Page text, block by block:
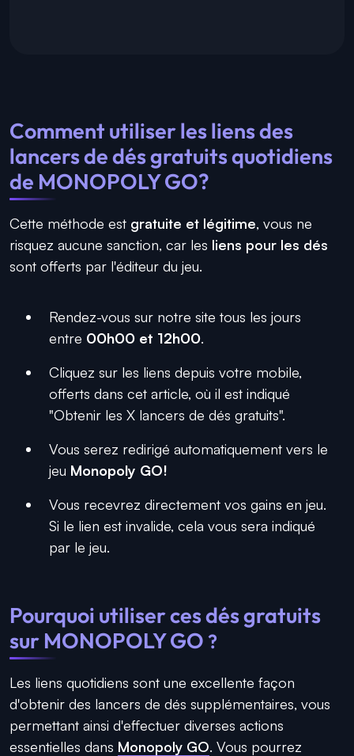
Comment utiliser les liens des
lancers de dés gratuits quotidiens
de MONOPOLY GO?
Cette méthode est gratuite et légitime, vous ne
risquez aucune sanction, car les liens pour les dés
sont offerts par l'éditeur du jeu.
Rendez-vous sur notre site tous les jours
entre 00h00 et 12h00.
Cliquez sur les liens depuis votre mobile,
offerts dans cet article, où il est indiqué
"Obtenir les X lancers de dés gratuits".
Vous serez redirigé automatiquement vers le
jeu Monopoly GO!
Vous recevrez directement vos gains en jeu.
Si le lien est invalide, cela vous sera indiqué
par le jeu.
Pourquoi utiliser ces dés gratuits
sur MONOPOLY GO ?
Les liens quotidiens sont une excellente façon
d'obtenir des lancers de dés supplémentaires, vous
permettant ainsi d'effectuer diverses actions
essentielles dans Monopoly GO. Vous pourrez